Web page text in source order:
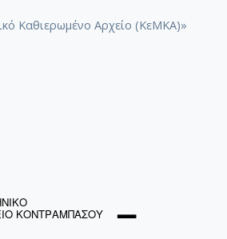
Καθιερωμένο Αρχείο (ΚεΜΚΑ)»